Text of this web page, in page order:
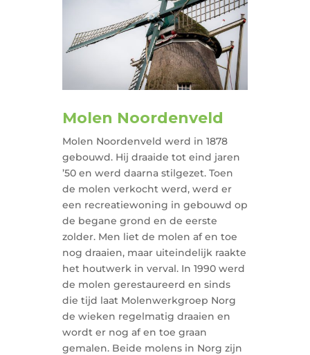
Molen Noordenveld
Molen Noordenveld werd in 1878
gebouwd. Hij draaide tot eind jaren
’50 en werd daarna stilgezet. Toen
de molen verkocht werd, werd er
een recreatiewoning in gebouwd op
de begane grond en de eerste
zolder. Men liet de molen af en toe
nog draaien, maar uiteindelijk raakte
het houtwerk in verval. In 1990 werd
de molen gerestaureerd en sinds
die tijd laat Molenwerkgroep Norg
de wieken regelmatig draaien en
wordt er nog af en toe graan
gemalen. Beide molens in Norg zijn